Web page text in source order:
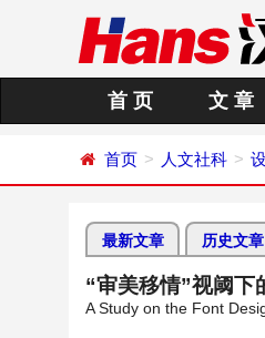
首 页 文 章
首页 人文社科
最新文章 历史文章
“审美移情”视阈下
A Study on the Font